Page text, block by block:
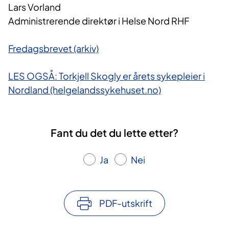
Lars Vorland
Administrerende direktør i Helse Nord RHF
Fredagsbrevet (arkiv)
LES OGSÅ: Torkjell Skogly er årets sykepleier i
Nordland (helgelandssykehuset.no)
Fant du det du lette etter?
Ja Nei
PDF-utskrift